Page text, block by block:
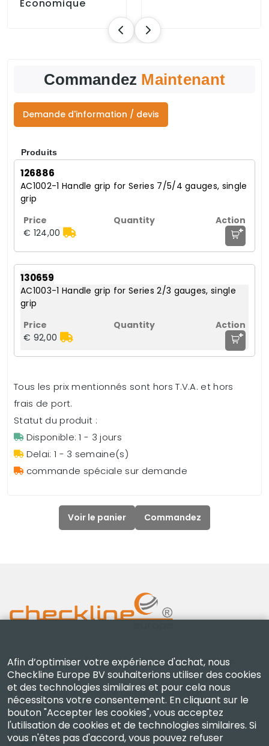
Économique
Commandez Maintenant
Demande d'information / devis
Produits
126886
AC1002-1 Handle grip for Series 7/5/4 gauges, single
grip
€ 124,00 +
130659
AC1003-1 Handle grip for Series 2/3 gauges, single
grip
€ 92,00 +
Tous les prix mentionnés sont hors T.V.A. et hors
frais de port.
Statut du produit :
Disponible: 1 - 3 jours
Delai: 1 - 3 semaine(s)
commande spéciale sur demande
Voir le panier Commandez
Checkline Europe B.V. — spécialistes de la fourniture,
de l'étalonnage, de la certification et de la réparation
d'instruments de mesure de haute précision.
Afin d’optimiser votre expérience d'achat, nous
Checkline Europe BV souhaiterions utiliser des cookies
et des technologies similaires et pour cela nous
nécessitons votre consentement. En cliquant sur le
bouton "Accepter les cookies", vous acceptez
l'utilisation de cookies et de technologies similaires. Si
vous n'êtes pas d'accord, vous pouvez refuser